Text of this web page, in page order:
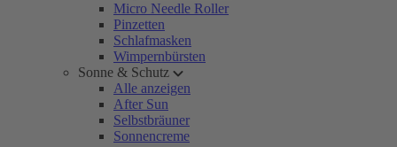
Micro Needle Roller
Pinzetten
Schlafmasken
Wimpernbürsten
Sonne & Schutz
Alle anzeigen
After Sun
Selbstbräuner
Sonnencreme